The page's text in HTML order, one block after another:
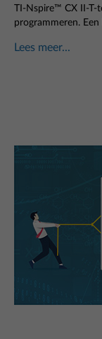
TI-Nspire™ CX II-T-
programmeren.
Lees meer...